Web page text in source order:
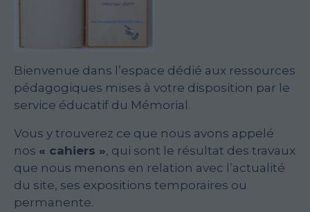
Bienvenue dans l’espace dédié aux ressources
pédagogiques mises à votre disposition par le
service éducatif du Mémorial.
Vous y trouverez ce que nous avons appelé
nos « cahiers », qui sont le résultat des travaux
que nous menons en relation avec l’actualité
du site, ses expositions temporaires ou
permanente.